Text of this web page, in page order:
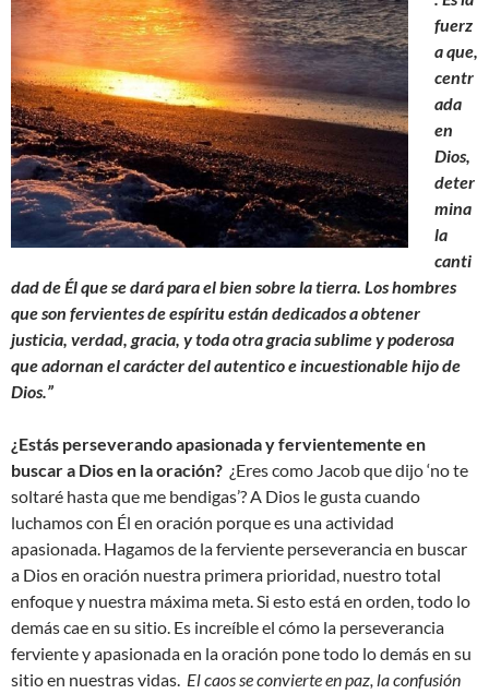
fuerz
a que,
centr
ada
en
Dios,
deter
mina
la
canti
dad de Él que se dará para el bien sobre la tierra. Los hombres
que son fervientes de espíritu están dedicados a obtener
justicia, verdad, gracia, y toda otra gracia sublime y poderosa
que adornan el carácter del autentico e incuestionable hijo de
Dios.”
¿Estás perseverando apasionada y fervientemente en
buscar a Dios en la oración? ¿Eres como Jacob que dijo ‘no te
soltaré hasta que me bendigas’? A Dios le gusta cuando
luchamos con Él en oración porque es una actividad
apasionada. Hagamos de la ferviente perseverancia en buscar
a Dios en oración nuestra primera prioridad, nuestro total
enfoque y nuestra máxima meta. Si esto está en orden, todo lo
demás cae en su sitio. Es increíble el cómo la perseverancia
ferviente y apasionada en la oración pone todo lo demás en su
sitio en nuestras vidas. El caos se convierte en paz, la confusión